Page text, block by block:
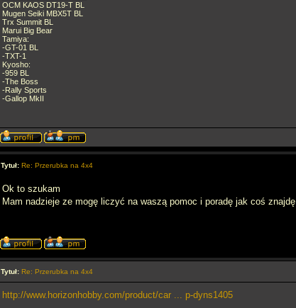
OCM KAOS DT19-T BL
Mugen Seiki MBX5T BL
Trx Summit BL
Marui Big Bear
Tamiya:
-GT-01 BL
-TXT-1
Kyosho:
-959 BL
-The Boss
-Rally Sports
-Gallop MkII
Tytuł: Re: Przerubka na 4x4
Ok to szukam
Mam nadzieje ze mogę liczyć na waszą pomoc i poradę jak coś znajdę
Tytuł: Re: Przerubka na 4x4
http://www.horizonhobby.com/product/car ... p-dyns1405